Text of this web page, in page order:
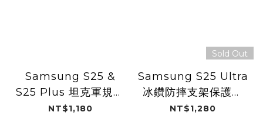
Samsung S25 &
S25 Plus 坦克軍規防
摔支架保護殼
NT$1,180
Sold Out
Samsung S25 Ultra
冰鑽防摔支架保護殼
Magsafe / 閃銀
NT$1,280